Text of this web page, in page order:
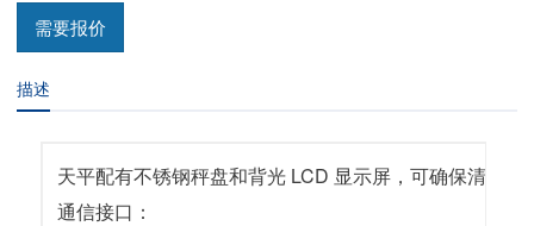
需要报价
描述
天平配有不锈钢秤盘和背光 LCD 显示屏，可确保清晰显
通信接口：